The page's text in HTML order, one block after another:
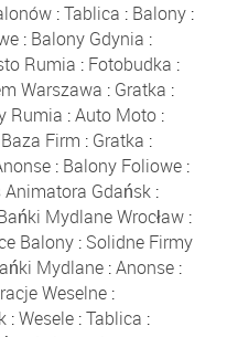
:Tablica : Balony:
: Balony Gdynia :
Rumia : Fotobudka :
Warszawa : Gratka :
Rumia :Auto Moto :
Baza Firm : Gratka :
: Balony Foliowe :
Animatora Gdańsk :
Mydlane Wrocław:
Balony: Solidne Firmy
Mydlane:Anonse:
Weselne :
:Wesele:Tablica :